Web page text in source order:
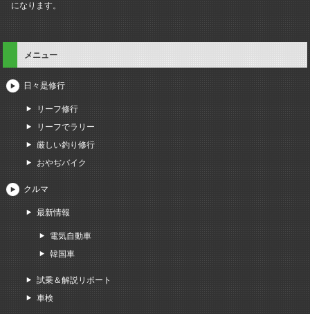
になります。
メニュー
日々是修行
リーフ修行
リーフでラリー
厳しい釣り修行
おやぢバイク
クルマ
最新情報
電気自動車
韓国車
試乗＆解説リポート
車検